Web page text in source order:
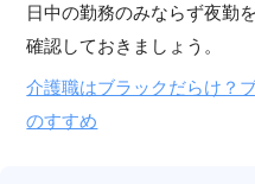
日中の勤務のみならず夜勤
確認しておきましょう。
介護職はブラックだらけ？
のすすめ